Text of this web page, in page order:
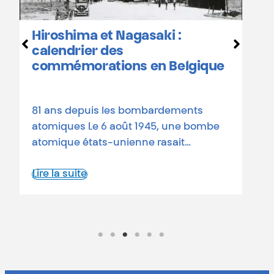
Hiroshima et Nagasaki :
calendrier des
commémorations en Belgique
81 ans depuis les bombardements
atomiques Le 6 août 1945, une bombe
atomique états-unienne rasait…
Lire la suite